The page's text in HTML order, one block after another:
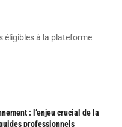
éligibles à la plateforme
: l’enjeu crucial de la
professionnels